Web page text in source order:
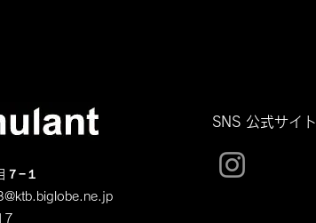
７−１
SNS 公式サイト